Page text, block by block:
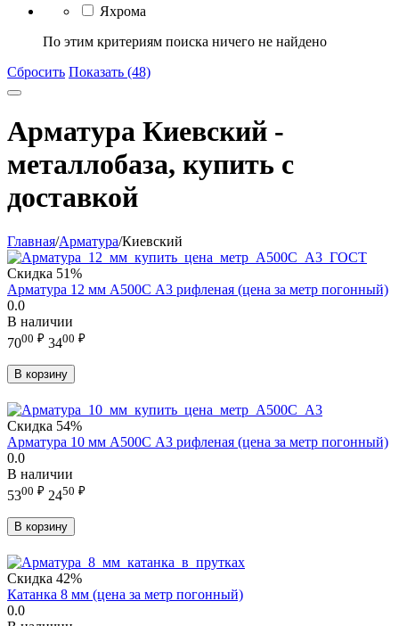
Яхрома
По этим критериям поиска ничего не найдено
Сбросить Показать (48)
Арматура Киевский -
металлобаза, купить с
доставкой
Главная/Арматура/Киевский
Скидка 51%
Арматура 12 мм А500С А3 рифленая (цена за метр погонный)
0.0
В наличии
7000 ₽ 3400 ₽
В корзину
Скидка 54%
Арматура 10 мм А500С А3 рифленая (цена за метр погонный)
0.0
В наличии
5300 ₽ 2450 ₽
В корзину
Скидка 42%
Катанка 8 мм (цена за метр погонный)
0.0